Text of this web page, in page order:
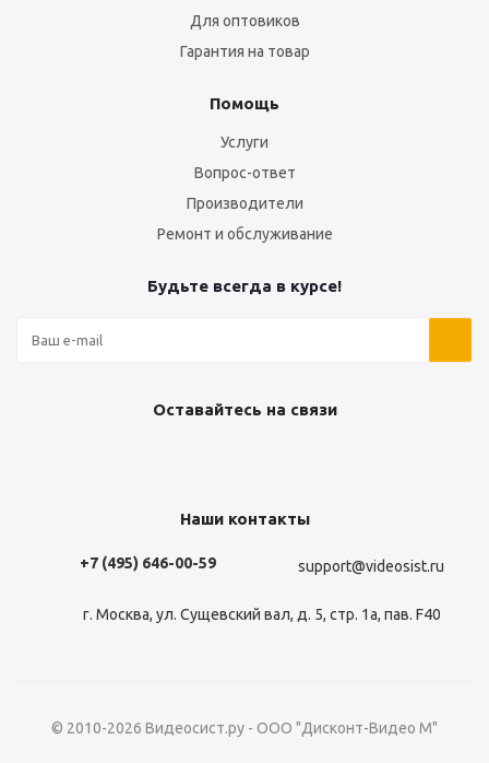
Для оптовиков
Гарантия на товар
Помощь
Услуги
Вопрос-ответ
Производители
Ремонт и обслуживание
Будьте всегда в курсе!
Оставайтесь на связи
Наши контакты
+7 (495) 646-00-59 support@videosist.ru
г. Москва, ул. Сущевский вал, д. 5, стр. 1а, пав. F40
© 2010-2026 Видеосист.ру - ООО "Дисконт-Видео М"